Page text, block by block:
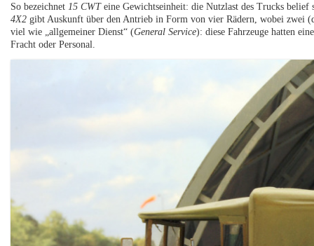
So bezeichnet15 CWTeine Gewichtseinheit: die Nutzlast des Trucks belief
4X2 gibt Auskunft über den Antrieb in Form von vier Rädern, wobei zwei
viel wie „allgemeiner Dienst“ (General Service): diese Fahrzeuge hatten
Fracht oder Personal.